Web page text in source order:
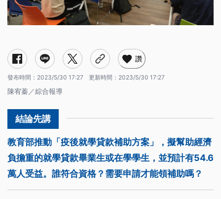
讚
發布時間： 2023/5/30 17:27 更新時間： 2023/5/30 17:27
陳宥蓁／綜合報導
教育部推動「疫後就學貸款補助方案」，擬幫助經濟
負擔重的就學貸款畢業生或在學學生，並預計有54.6
萬人受益。誰符合資格？需要申請才能領補助嗎？